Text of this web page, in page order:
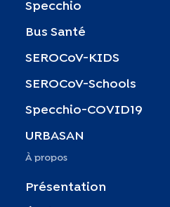
Specchio
Bus Santé
SEROCoV-KIDS
SEROCoV-Schools
Specchio-COVID19
URBASAN
À propos
Présentation